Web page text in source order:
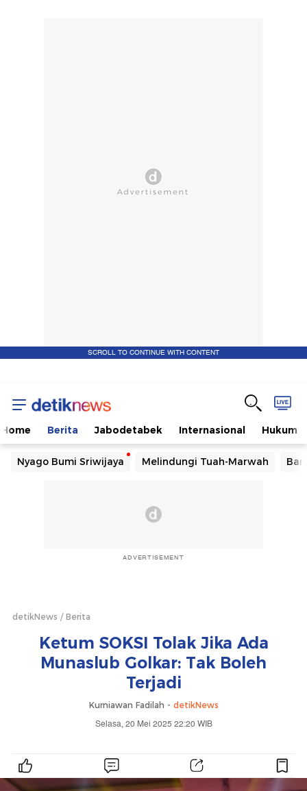
SCROLL TO CONTINUE WITH CONTENT
Home Berita Jabodetabek Internasional Hukum
Nyago Bumi Sriwijaya Melindungi Tuah-Marwah
ADVERTISEMENT
detikNews Berita
Ketum SOKSI Tolak Jika Ada
Munaslub Golkar: Tak Boleh
Terjadi
Kurniawan Fadilah - detikNews
Selasa, 20 Mei 2025 22:20 WIB